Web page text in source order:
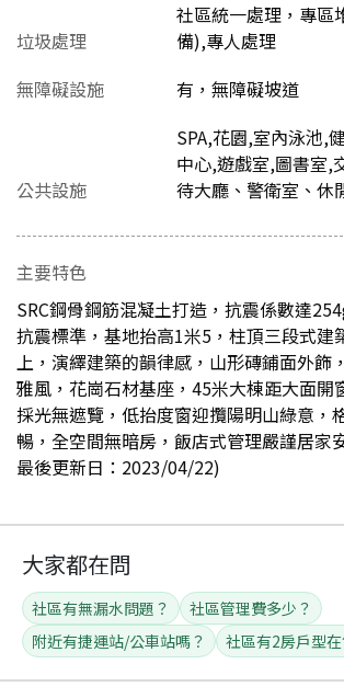
垃圾處理
社區統一處理，專區
備),專人處理
無障礙設施
有，無障礙坡道
公共設施
SPA,花園,室內泳池,
中心,遊戲室,圖書室,
待大廳、警衛室、休
主要特色
SRC鋼骨鋼筋混凝土打造，抗震係數達
抗震標準，基地抬高1米5，柱頂三段式建
上，演繹建築的韻律感，山形磚鋪面外飾
雅風，花崗石材基座，45米大棟距大面開
採光無遮覽，低抬度窗迎攬陽明山綠意，
暢，全空間無暗房，飯店式管理嚴謹居家
最後更新日：2023/04/22)
大家都在問
社區有無漏水問題？
社區管理費多少？
附近有捷運站/公車站嗎？
社區有2房戶型在